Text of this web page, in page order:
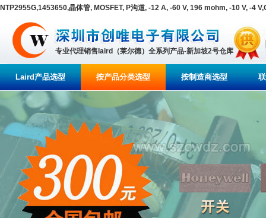
NTP2955G,1453650,晶体管, MOSFET, P沟道, -12 A, -60 V, 196 mohm, -10 V, -4
专业代理销售laird（莱尔德）全系列产品-新加坡2号仓库
Laird产品选型 按产品分类选型 按制造商选型